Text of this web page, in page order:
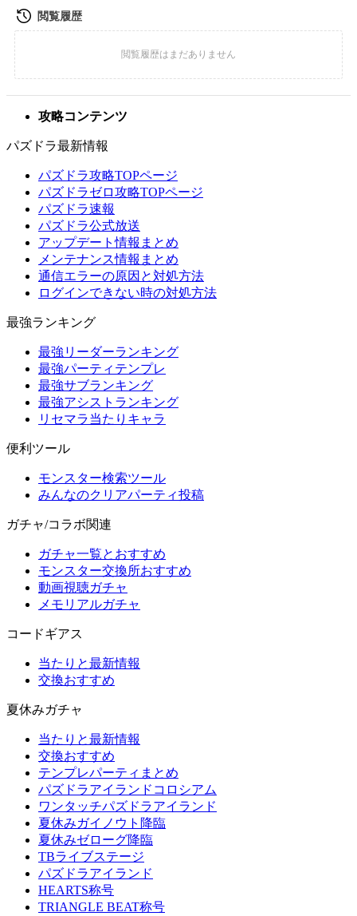
攻略コンテンツ
パズドラ最新情報
パズドラ攻略TOPページ
パズドラゼロ攻略TOPページ
パズドラ速報
パズドラ公式放送
アップデート情報まとめ
メンテナンス情報まとめ
通信エラーの原因と対処方法
ログインできない時の対処方法
最強ランキング
最強リーダーランキング
最強パーティテンプレ
最強サブランキング
最強アシストランキング
リセマラ当たりキャラ
便利ツール
モンスター検索ツール
みんなのクリアパーティ投稿
ガチャ/コラボ関連
ガチャ一覧とおすすめ
モンスター交換所おすすめ
動画視聴ガチャ
メモリアルガチャ
コードギアス
当たりと最新情報
交換おすすめ
夏休みガチャ
当たりと最新情報
交換おすすめ
テンプレパーティまとめ
パズドラアイランドコロシアム
ワンタッチパズドラアイランド
夏休みガイノウト降臨
夏休みゼローグ降臨
TBライブステージ
パズドラアイランド
HEARTS称号
TRIANGLE BEAT称号